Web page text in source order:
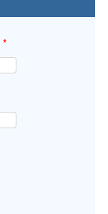
*